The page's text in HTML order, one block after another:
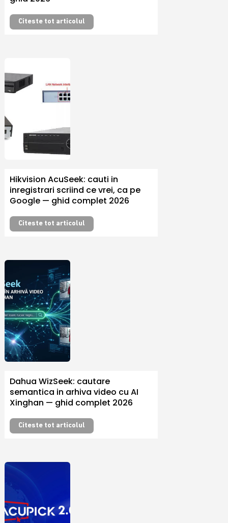
Citeste tot articolul
Hikvision AcuSeek: cauti in
inregistrari scriind ce vrei, ca pe
Google — ghid complet 2026
Citeste tot articolul
Dahua WizSeek: cautare
semantica in arhiva video cu AI
Xinghan — ghid complet 2026
Citeste tot articolul